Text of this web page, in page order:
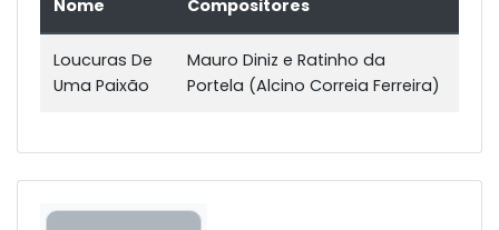
Nome Compositores
Loucuras De
Uma Paixão
Mauro Diniz e Ratinho da
Portela (Alcino Correia Ferreira)